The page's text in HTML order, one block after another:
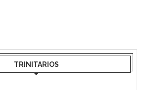
TRINITARIOS